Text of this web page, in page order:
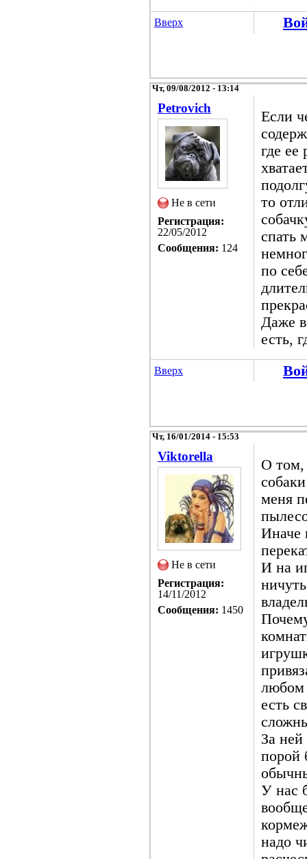
Вверх
Чт, 09/08/2012 - 13:14
Petrovich
Не в сети
Регистрация:
22/05/2012
Сообщения: 124
Если
где ее
то
спать
по
Даже
есть,
Вверх
Чт, 16/01/2014 - 15:53
Viktorella
Не в сети
Регистрация:
14/11/2012
Сообщения: 1450
О том,
меня
Иначе
И на
любом
есть
За
порой
У нас
надо